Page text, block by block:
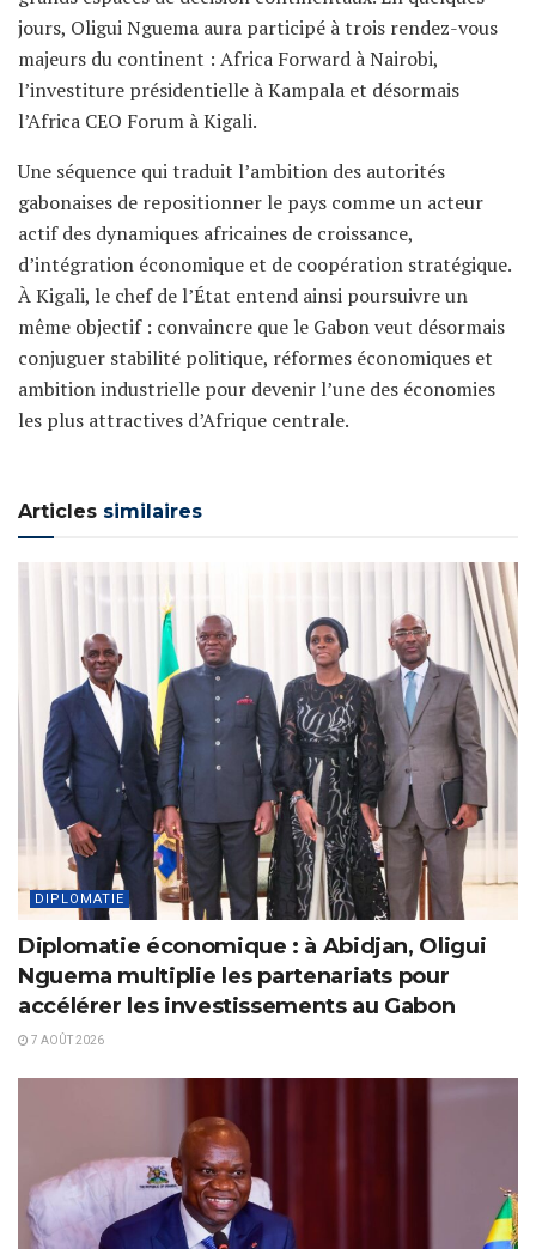
jours, Oligui Nguema aura participé à trois rendez-vous
majeurs du continent : Africa Forward à Nairobi,
l’investiture présidentielle à Kampala et désormais
l’Africa CEO Forum à Kigali.
Une séquence qui traduit l’ambition des autorités
gabonaises de repositionner le pays comme un acteur
actif des dynamiques africaines de croissance,
d’intégration économique et de coopération stratégique.
À Kigali, le chef de l’État entend ainsi poursuivre un
même objectif : convaincre que le Gabon veut désormais
conjuguer stabilité politique, réformes économiques et
ambition industrielle pour devenir l’une des économies
les plus attractives d’Afrique centrale.
Articles similaires
DIPLOMATIE
Diplomatie économique : à Abidjan, Oligui
Nguema multiplie les partenariats pour
accélérer les investissements au Gabon
7 AOÛT 2026